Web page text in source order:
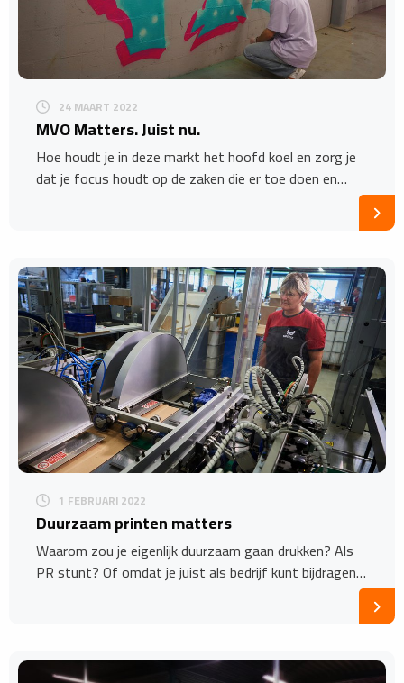
24 MAART 2022
MVO Matters. Juist nu.
Hoe houdt je in deze markt het hoofd koel en zorg je
dat je focus houdt op de zaken die er toe doen en…
1 FEBRUARI 2022
Duurzaam printen matters
Waarom zou je eigenlijk duurzaam gaan drukken? Als
PR stunt? Of omdat je juist als bedrijf kunt bijdragen…